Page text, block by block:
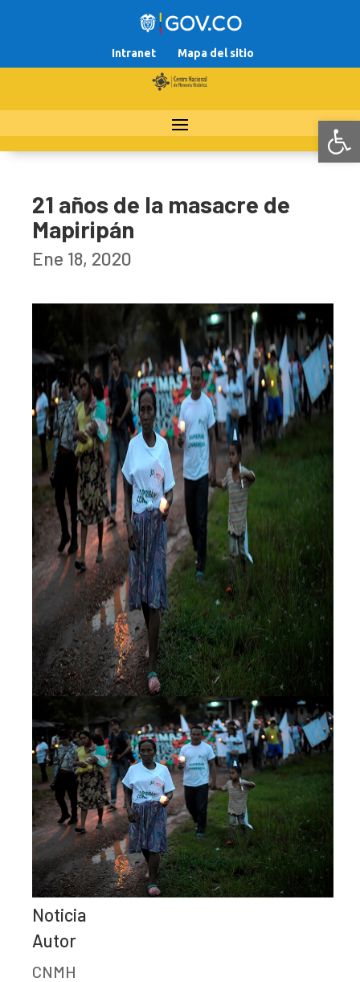
Intranet Mapa del sitio
21 años de la masacre de
Mapiripán
Ene 18, 2020
Noticia
Autor
CNMH